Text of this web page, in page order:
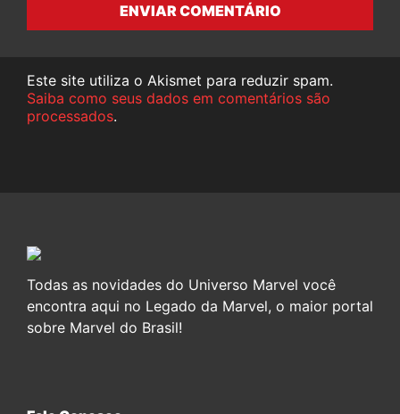
ENVIAR COMENTÁRIO
Este site utiliza o Akismet para reduzir spam.
Saiba como seus dados em comentários são
processados.
Todas as novidades do Universo Marvel você
encontra aqui no Legado da Marvel, o maior portal
sobre Marvel do Brasil!